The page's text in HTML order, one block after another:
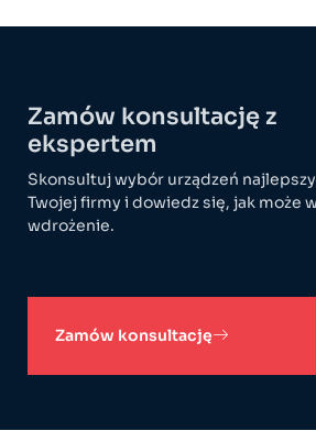
Zamów konsultację z
ekspertem
Skonsultuj wybór urządzeń
Twojej firmy i dowiedz się, jak może
wdrożenie.
Zamów konsultację